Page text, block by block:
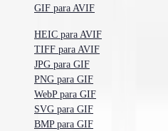
GIF para AVIF
HEIC para AVIF
TIFF para AVIF
JPG para GIF
PNG para GIF
WebP para GIF
SVG para GIF
BMP para GIF